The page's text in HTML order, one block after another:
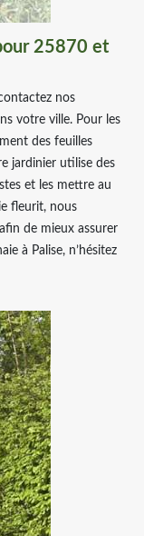
25870 et
nos
votre ville. Pour les
des feuilles
jardinier utilise des
et les mettre au
fleurit, nous
de mieux assurer
à Palise, n’hésitez